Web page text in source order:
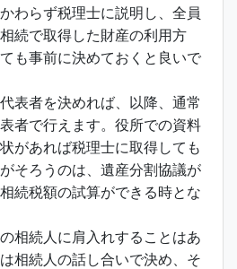
わらず税理士に説明し、全員
続で取得した財産の利用方
も事前に決めておくと良いで
表者を決めれば、以降、通常
者で行えます。役所での資料
があれば税理士に取得しても
そろうのは、遺産分割協議が
続税額の試算ができる時とな
相続人に肩入れすることはあ
相続人の話し合いで決め、そ